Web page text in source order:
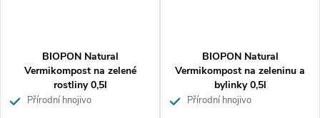
BIOPON Natural
Vermikompost na zelené
rostliny 0,5l
Přírodní hnojivo
BIOPON Natural
Vermikompost na zeleninu a
bylinky 0,5l
Přírodní hnojivo